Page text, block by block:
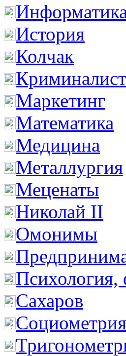
История
Колчак
Маркетинг
Математика
Медицина
Металлургия
Меценаты
Николай II
Омонимы
Сахаров
Социометрия